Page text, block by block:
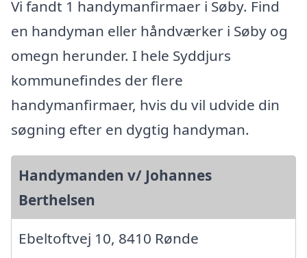
Vi fandt 1 handymanfirmaer i Søby. Find
en handyman eller håndværker i Søby og
omegn herunder. I hele Syddjurs
kommunefindes der flere
handymanfirmaer, hvis du vil udvide din
søgning efter en dygtig handyman.
Handymanden v/ Johannes
Berthelsen
Ebeltoftvej 10, 8410 Rønde